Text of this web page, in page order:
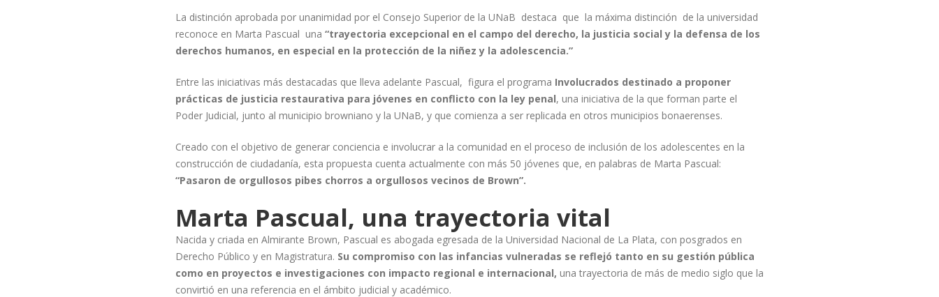
La distinción aprobada por unanimidad por el Consejo Superior de la UNaB destaca que la máxima distinción de la universidad
reconoce en Marta Pascual una “trayectoria excepcional en el campo del derecho, la justicia social y la defensa de los
derechos humanos, en especial en la protección de la niñez y la adolescencia.”
Entre las iniciativas más destacadas que lleva adelante Pascual, figura el programa Involucrados destinado a proponer
prácticas de justicia restaurativa para jóvenes en conflicto con la ley penal, una iniciativa de la que forman parte el
Poder Judicial, junto al municipio browniano y la UNaB, y que comienza a ser replicada en otros municipios bonaerenses.
Creado con el objetivo de generar conciencia e involucrar a la comunidad en el proceso de inclusión de los adolescentes en la
construcción de ciudadanía, esta propuesta cuenta actualmente con más 50 jóvenes que, en palabras de Marta Pascual:
“Pasaron de orgullosos pibes chorros a orgullosos vecinos de Brown”.
Marta Pascual, una trayectoria vital
Nacida y criada en Almirante Brown, Pascual es abogada egresada de la Universidad Nacional de La Plata, con posgrados en
Derecho Público y en Magistratura. Su compromiso con las infancias vulneradas se reflejó tanto en su gestión pública
como en proyectos e investigaciones con impacto regional e internacional, una trayectoria de más de medio siglo que la
convirtió en una referencia en el ámbito judicial y académico.